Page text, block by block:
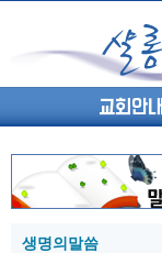
교회안내
생명의말씀